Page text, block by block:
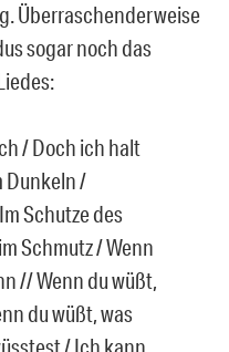
Überraschenderweise
sogar noch das
/ Doch ich halt
Dunkeln /
Schutze des
Schmutz / Wenn
// Wenn du wüßt,
du wüßt, was